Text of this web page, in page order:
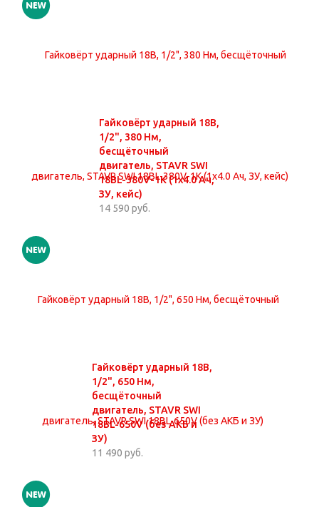
Гайковёрт ударный 18В,
1/2", 380 Нм,
бесщёточный
двигатель, STAVR SWI
18BL-380V-1K (1х4.0 Ач,
ЗУ, кейс)
14 590 руб.
Гайковёрт ударный 18В,
1/2", 650 Нм,
бесщёточный
двигатель, STAVR SWI
18BL-650V (без АКБ и
ЗУ)
11 490 руб.